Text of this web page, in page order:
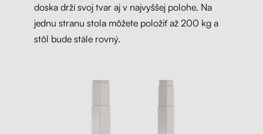
doska drží svoj tvar aj v najvyššej polohe. Na
jednu stranu stola môžete položiť až 200 kg a
stôl bude stále rovný.